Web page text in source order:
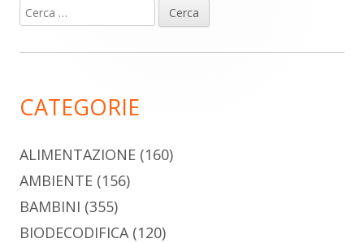
Barra
laterale
Ricerca
per:
CATEGORIE
ALIMENTAZIONE (160)
AMBIENTE (156)
BAMBINI (355)
BIODECODIFICA (120)